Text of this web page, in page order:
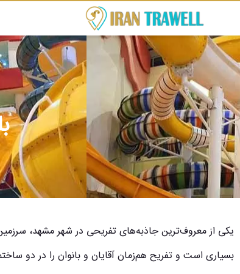
یکی از معروف‌ترین جاذبه‌های تفریحی در شهر مشهد،
بسیاری است و تفریح هم‌زمان آقایان و بانوان را در دو